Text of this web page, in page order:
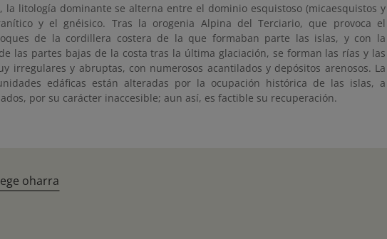
la litología dominante se alterna entre el dominio esquistoso (micaesquistos y
y el gnéisico. Tras la orogenia Alpina del Terciario, que provoca el
de la cordillera costera de la que formaban parte las islas, y con la
las partes bajas de la costa tras la última glaciación, se forman las rías y las
irregulares y abruptas, con numerosos acantilados y depósitos arenosos. La
edáficas están alteradas por la ocupación histórica de las islas, a
por su carácter inaccesible; aun así, es factible su recuperación.
oharra